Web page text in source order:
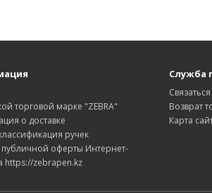
торговой марке "ZEBRA"
о доставке
ручек
оферты Интернет-
https://zebrapen.kz
Служба
Возврат
Карта